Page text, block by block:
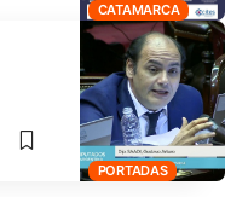
CATAMARCA
PORTADAS